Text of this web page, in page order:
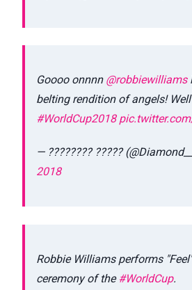
Goooo onnnn @robbiewilliams
belting rendition of angels!
#WorldCup2018
— ???????? ?????
2018
Robbie Williams performs
ceremony of the#WorldCup.